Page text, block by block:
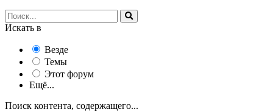
Искать в
Везде
Темы
Этот форум
Ещё...
Поиск контента, содержащего...